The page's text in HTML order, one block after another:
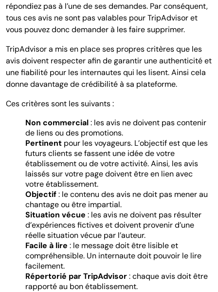
répondiez pas à l’une de ses demandes. Par conséquent,
tous ces avis ne sont pas valables pour TripAdvisor et
vous pouvez donc demander à les faire supprimer.
TripAdvisor a mis en place ses propres critères que les
avis doivent respecter afin de garantir une authenticité et
une fiabilité pour les internautes qui les lisent. Ainsi cela
donne davantage de crédibilité à sa plateforme.
Ces critères sont les suivants :
Non commercial: les avis ne doivent pas contenir
de liens ou des promotions.
Pertinent pour les voyageurs. L’objectif est que les
futurs clients se fassent une idée de votre
établissement ou de votre activité. Ainsi, les avis
laissés sur votre page doivent être en lien avec
votre établissement.
Objectif: le contenu des avis ne doit pas mener au
chantage ou être impartial.
Situation vécue : les avis ne doivent pas résulter
d’expériences fictives et doivent provenir d’une
réelle situation vécue par l’auteur.
Facile à lire : le message doit être lisible et
compréhensible. Un internaute doit pouvoir le lire
facilement.
Répertorié par TripAdvisor: chaque avis doit être
rapporté au bon établissement.